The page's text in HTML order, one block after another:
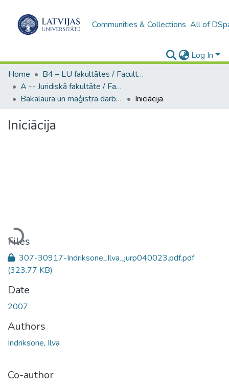
Communities & Collections All of
Log In
Home
B4 – LU fakultātes / Faculties of the UL
A -- Juridiskā fakultāte / Faculty of Law
Bakalaura un maģistra darbi (JF) / Bachelor's and Master's theses
Iniciācija
Iniciācija
Loading...
Files
307-30917-Indriksone_Ilva_jurp040023.pdf.pdf
(323.77 KB)
Date
2007
Authors
Indriksone, Ilva
Co-author